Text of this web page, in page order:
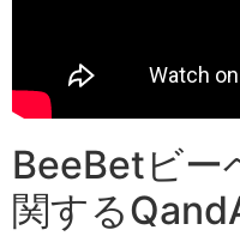
BeeBetビー
関する